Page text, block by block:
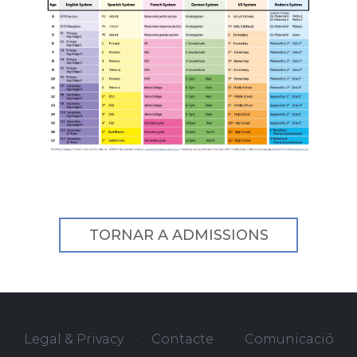
TORNAR A ADMISSIONS
Legal & Privacy· Contacte · Comunicació